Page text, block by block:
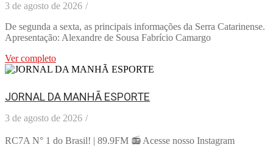
3 de agosto de 2026 /
De segunda a sexta, as principais informações da Serra Catarinense.
Apresentação: Alexandre de Sousa Fabrício Camargo
Ver completo
JORNAL DA MANHÃ ESPORTE
3 de agosto de 2026 /
RC7A N° 1 do Brasil! | 89.9FM 📻 Acesse nosso Instagram